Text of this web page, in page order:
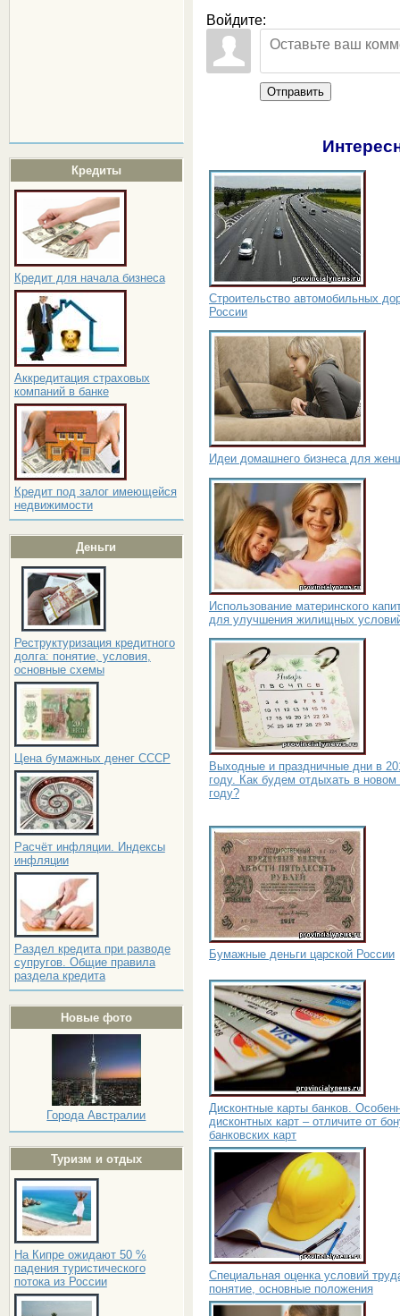
Кредиты
Кредит для начала бизнеса
Аккредитация страховых
компаний в банке
Кредит под залог имеющейся
недвижимости
Деньги
Реструктуризация кредитного
долга: понятие, условия,
основные схемы
Цена бумажных денег СССР
Расчёт инфляции. Индексы
инфляции
Раздел кредита при разводе
супругов. Общие правила
раздела кредита
Новые фото
Города Австралии
Туризм и отдых
На Кипре ожидают 50 %
падения туристического
потока из России
Войдите:
Отправить
Строительство автомобильных
России
Идеи домашнего бизнеса для
Использование материнского
для улучшения жилищных
Выходные и праздничные дни в
году. Как будем отдыхать в новом
году?
Бумажные деньги царской России
Дисконтные карты банков.
дисконтных карт – отличите от
банковских карт
Специальная оценка условий
понятие, основные положения